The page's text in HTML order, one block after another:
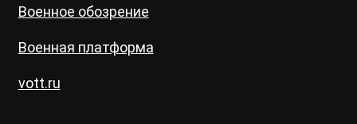
Военное обозрение
Военная платформа
vott.ru